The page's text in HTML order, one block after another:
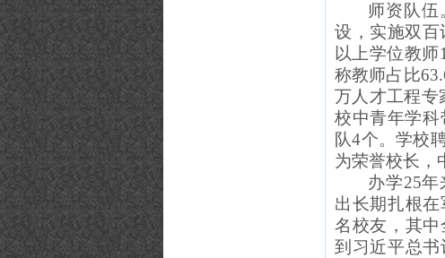
师资队伍
设， 实施双百
以上学位教
称教师占比
万人才工程专
校中青年学
队4个。学校
为荣誉校长，
办学25
出长期扎根
名校友，其
到习近平总